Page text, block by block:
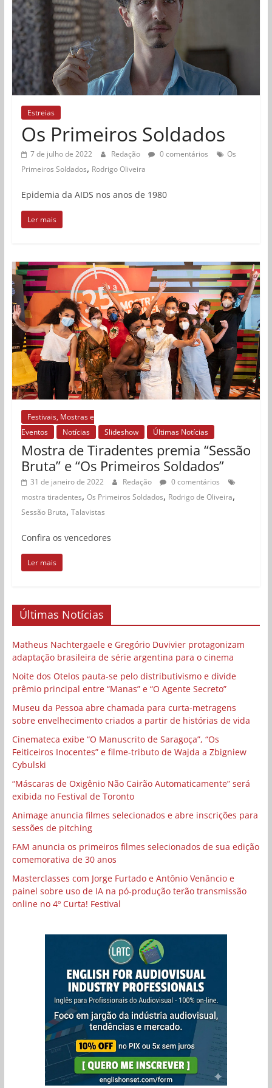
Estreias
Os Primeiros Soldados
7 de julho de 2022 Redação 0 comentários
Os
Primeiros Soldados, Rodrigo Oliveira
Epidemia da AIDS nos anos de 1980
Ler mais
Festivais, Mostras e
Eventos
Notícias Slideshow Últimas Notícias
Mostra de Tiradentes premia “Sessão
Bruta” e “Os Primeiros Soldados”
31 de janeiro de 2022 Redação
0 comentários
mostra tiradentes, Os Primeiros Soldados, Rodrigo de Oliveira,
Sessão Bruta, Talavistas
Confira os vencedores
Ler mais
Últimas Notícias
Matheus Nachtergaele e Gregório Duvivier protagonizam
adaptação brasileira de série argentina para o cinema
Noite dos Otelos pauta-se pelo distributivismo e divide
prêmio principal entre “Manas” e “O Agente Secreto”
Museu da Pessoa abre chamada para curta-metragens
sobre envelhecimento criados a partir de histórias de vida
Cinemateca exibe “O Manuscrito de Saragoça”, “Os
Feiticeiros Inocentes” e filme-tributo de Wajda a Zbigniew
Cybulski
“Máscaras de Oxigênio Não Cairão Automaticamente” será
exibida no Festival de Toronto
Animage anuncia filmes selecionados e abre inscrições para
sessões de pitching
FAM anuncia os primeiros filmes selecionados de sua edição
comemorativa de 30 anos
Masterclasses com Jorge Furtado e Antônio Venâncio e
painel sobre uso de IA na pó-produção terão transmissão
online no 4º Curta! Festival